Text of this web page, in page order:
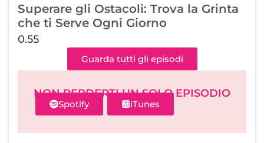
Superare gli Ostacoli: Trova la Grinta
che ti Serve Ogni Giorno
Guarda tutti gli episodi
NON PERDERTI UN SOLO EPISODIO
Spotify iTunes